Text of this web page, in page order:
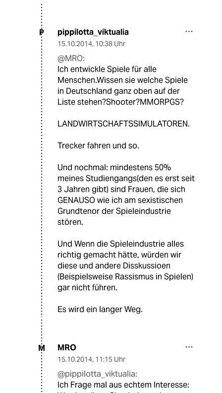
P pippilotta_viktualia
15.10.2014, 10:38 Uhr
@MRO:
Ich entwickle Spiele für alle
Menschen.Wissen sie welche Spiele
in Deutschland ganz oben auf der
Liste stehen?Shooter?MMORPGS?
LANDWIRTSCHAFTSSIMULATOREN.
Trecker fahren und so.
Und nochmal: mindestens 50%
meines Studiengangs(den es erst seit
3 Jahren gibt) sind Frauen, die sich
GENAUSO wie ich am sexistischen
Grundtenor der Spieleindustrie
stören.
Und Wenn die Spieleindustrie alles
richtig gemacht hätte, würden wir
diese und andere Disskussioen
(Beispielsweise Rassismus in Spielen)
gar nicht führen.
Es wird ein langer Weg.
M MRO
15.10.2014, 11:15 Uhr
@pippilotta_viktualia:
Ich Frage mal aus echtem Interesse: